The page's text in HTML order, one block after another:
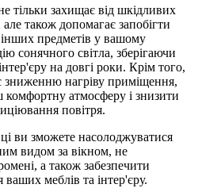
тільки захищає від шкідливих
також допомагає запобігти
предметів у вашому
сонячного світла, зберігаючи
на довгі роки. Крім того,
зниженню нагріву приміщення,
комфортну атмосферу і знизити
повітря.
ви зможете насолоджуватися
видом за вікном, не
а також забезпечити
ваших меблів та інтер'єру.